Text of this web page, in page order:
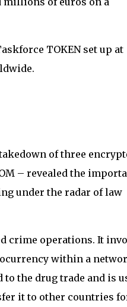
TOKEN set up at
of three
– revealed the
under the radar of law
crime operations. It
within a
the drug trade and is
it to other countries